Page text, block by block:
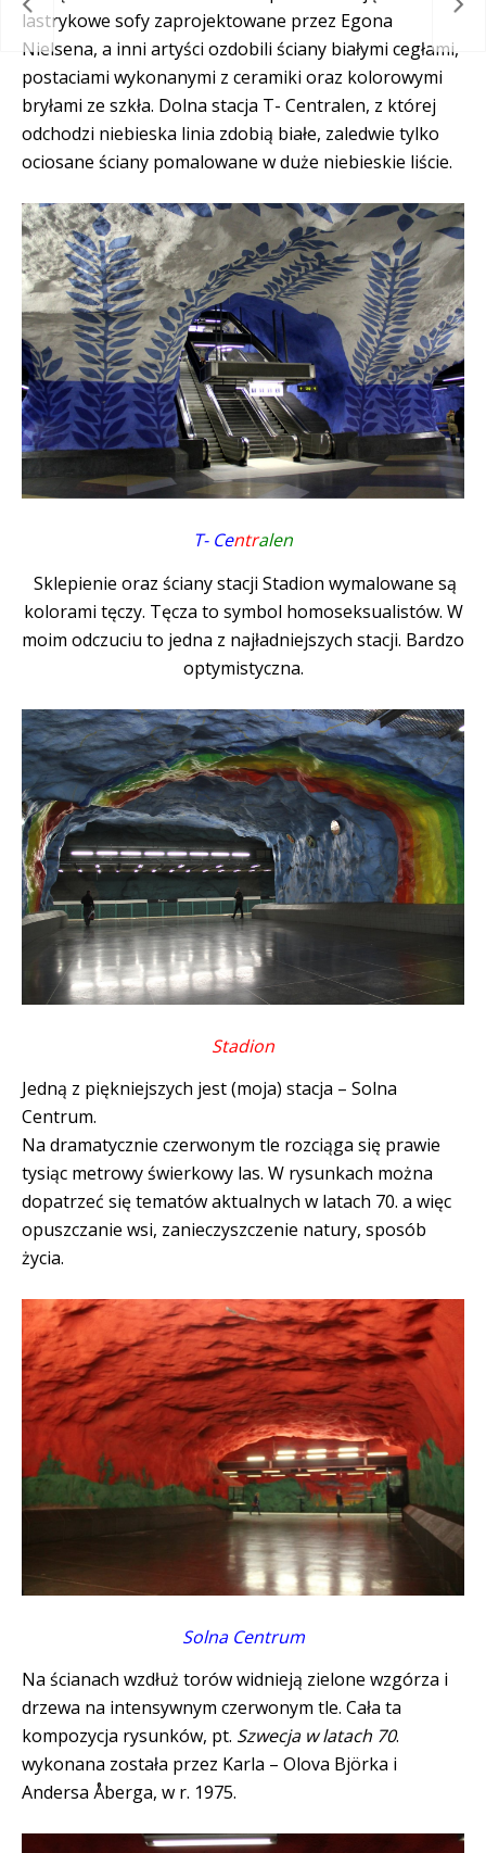
lastrykowe sofy zaprojektowane przez Egona
Nielsena, a inni artyści ozdobili ściany białymi cegłami,
postaciami wykonanymi z ceramiki oraz kolorowymi
bryłami ze szkła. Dolna stacja T- Centralen, z której
odchodzi niebieska linia zdobią białe, zaledwie tylko
ociosane ściany pomalowane w duże niebieskie liście.
T- Centralen
Sklepienie oraz ściany stacji Stadion wymalowane są
kolorami tęczy. Tęcza to symbol homoseksualistów. W
moim odczuciu to jedna z najładniejszych stacji. Bardzo
optymistyczna.
Stadion
Jedną z piękniejszych jest (moja) stacja – Solna
Centrum.
Na dramatycznie czerwonym tle rozciąga się prawie
tysiąc metrowy świerkowy las. W rysunkach można
dopatrzeć się tematów aktualnych w latach 70. a więc
opuszczanie wsi, zanieczyszczenie natury, sposób
życia.
Solna Centrum
Na ścianach wzdłuż torów widnieją zielone wzgórza i
drzewa na intensywnym czerwonym tle. Cała ta
kompozycja rysunków, pt. Szwecja w latach 70.
wykonana została przez Karla – Olova Björka i
Andersa Åberga, w r. 1975.